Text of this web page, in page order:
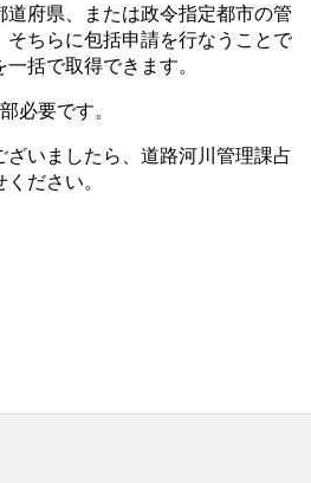
道府県、または政令指定都市の管
そちらに包括申請を行なうことで
括で取得できます。
必要です。
ざいましたら、道路河川管理課占
ださい。